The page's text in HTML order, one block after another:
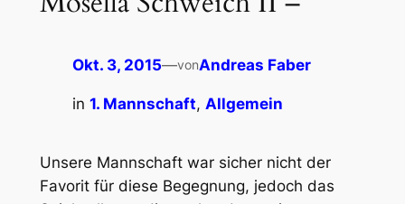
Okt. 3, 2015—vonAndreas Faber
in 1. Mannschaft, Allgemein
Unsere Mannschaft war sicher nicht der
Favorit für diese Begegnung, jedoch das